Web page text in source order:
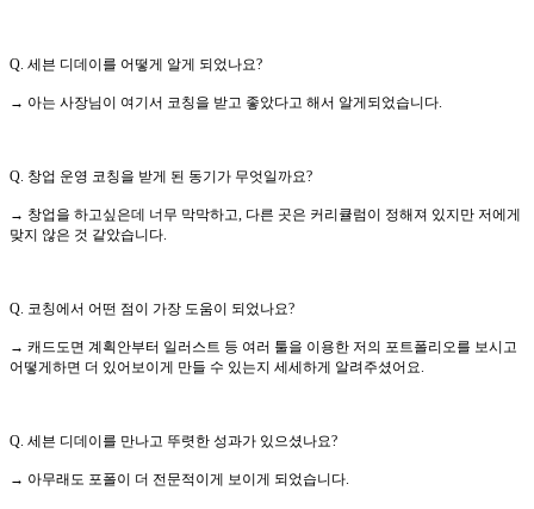
Q. 세븐 디데이를 어떻게 알게 되었나요?
→ 아는 사장님이 여기서 코칭을 받고 좋았다고 해서 알게되었습니다.
Q. 창업 운영 코칭을 받게 된 동기가 무엇일까요?
→ 창업을 하고싶은데 너무 막막하고, 다른 곳은 커리큘럼이 정해져 있지만 저에게
맞지 않은 것 같았습니다.
Q. 코칭에서 어떤 점이 가장 도움이 되었나요?
→ 캐드도면 계획안부터 일러스트 등 여러 툴을 이용한 저의 포트폴리오를 보시고
어떻게하면 더 있어보이게 만들 수 있는지 세세하게 알려주셨어요.
Q. 세븐 디데이를 만나고 뚜렷한 성과가 있으셨나요?
→ 아무래도 포폴이 더 전문적이게 보이게 되었습니다.